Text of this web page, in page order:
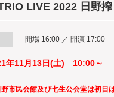
LIVE 2022 日野搾
開場 16:00 ／ 開演 17:00
年11月13日(土) 10:00～
市民会館及び七生公会堂は初日